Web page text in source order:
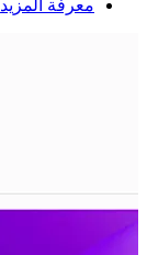
معرفة المزيد